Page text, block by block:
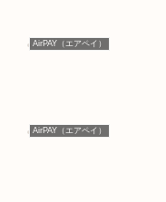
AirPAY（エアペイ）
AirPAY（エアペイ）